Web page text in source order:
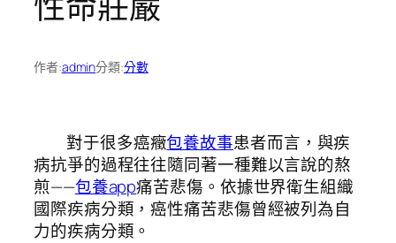
作者:admin分類:分數
對于很多癌癥包養故事患者而言，與疾
病抗爭的過程往往隨同著一種難以言說的熬
煎——包養app痛苦悲傷。依據世界衛生組織
國際疾病分類，癌性痛苦悲傷曾經被列為自
力的疾病分類。